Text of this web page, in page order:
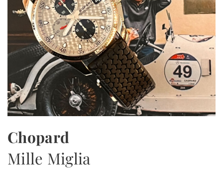
Chopard
Mille Miglia